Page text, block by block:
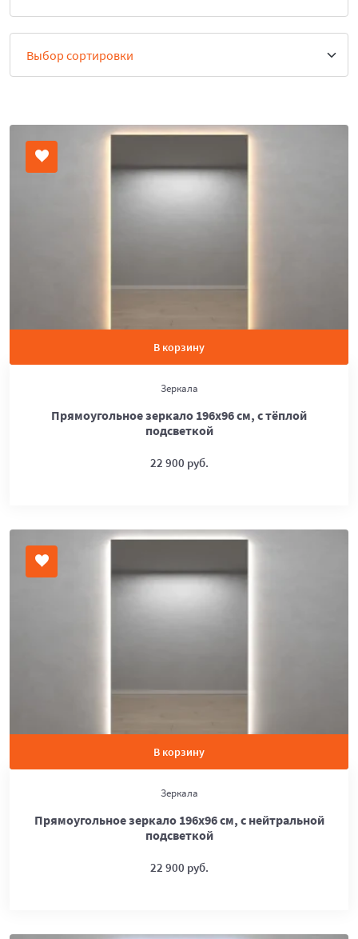
В корзину
Зеркала
Прямоугольное зеркало 196х96 см, с тёплой
подсветкой
22 900 руб.
В корзину
Зеркала
Прямоугольное зеркало 196х96 см, с нейтральной
подсветкой
22 900 руб.